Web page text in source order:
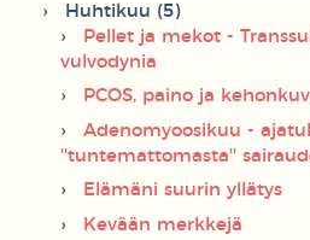
Huhtikuu (5)
Pellet ja mekot -
vulvodynia
PCOS, paino ja
Adenomyoosikuu -
''tuntemattomasta''
Elämäni suurin yllätys
Kevään merkkejä